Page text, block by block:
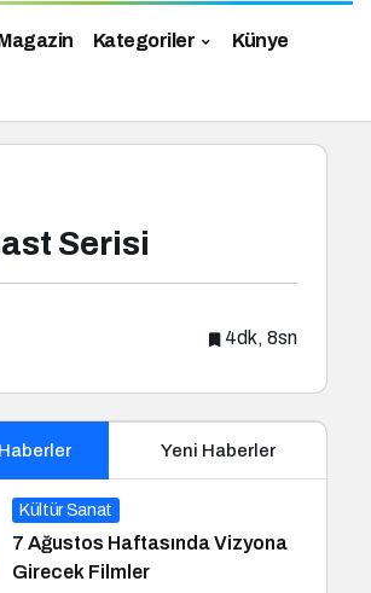
Kategoriler Künye
Serisi
4dk, 8sn
Yeni Haberler
Kültür Sanat
7 Ağustos Haftasında Vizyona
Girecek Filmler